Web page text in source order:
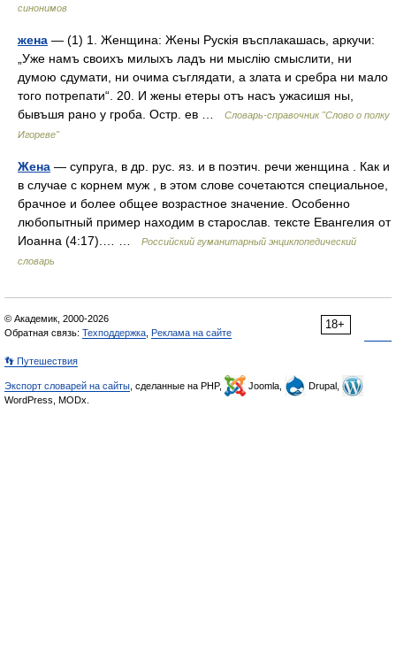
синонимов
жена — (1) 1. Женщина: Жены Рускія въсплакашась, аркучи:
„Уже намъ своихъ милыхъ ладъ ни мыслію смыслити, ни
думою сдумати, ни очима съглядати, а злата и сребра ни мало
того потрепати“. 20. И жены етеры отъ насъ ужасишя ны,
бывъшя рано у гроба. Остр. ев …
Словарь-справочник "Слово о полку
Игореве"
Жена — супруга, в др. рус. яз. и в поэтич. речи женщина . Как и
в случае с корнем муж , в этом слове сочетаются специальное,
брачное и более общее возрастное значение. Особенно
любопытный пример находим в старослав. тексте Евангелия от
Иоанна (4:17).… …
Российский гуманитарный энциклопедический
словарь
18+
© Академик, 2000-2026
Обратная связь: Техподдержка Реклама на сайте
👣 Путешествия
Экспорт словарей на сайты , сделанные на PHP, Joomla,
Drupal,
WordPress, MODx.